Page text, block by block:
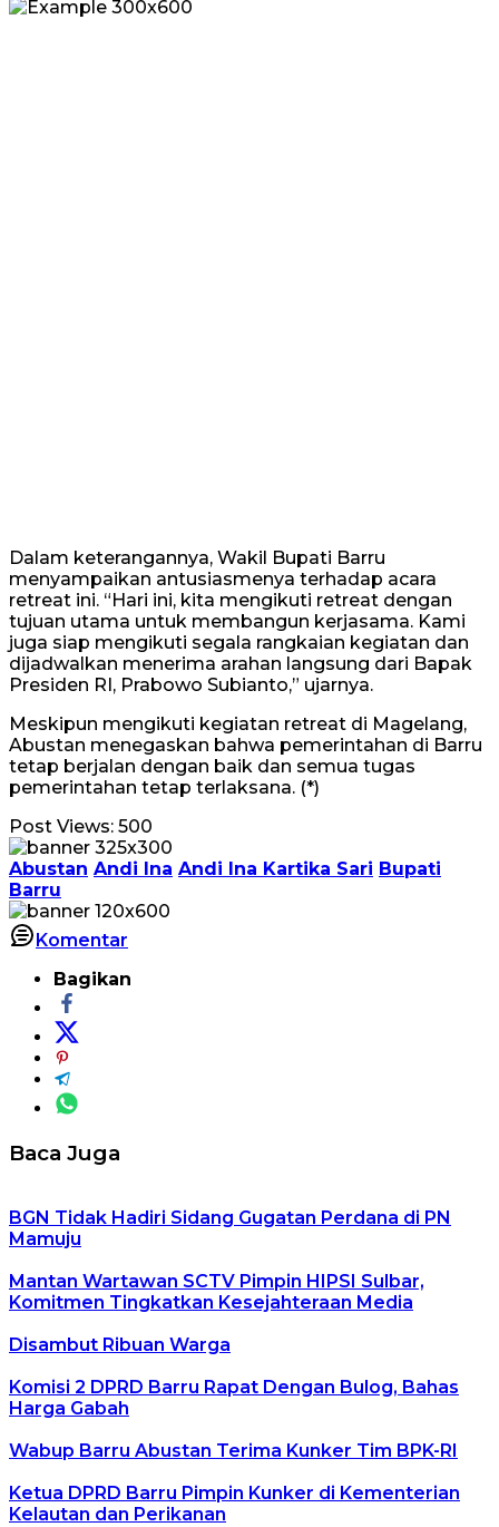
Dalam keterangannya, Wakil Bupati Barru
menyampaikan antusiasmenya terhadap acara
retreat ini. “Hari ini, kita mengikuti retreat dengan
tujuan utama untuk membangun kerjasama. Kami
juga siap mengikuti segala rangkaian kegiatan dan
dijadwalkan menerima arahan langsung dari Bapak
Presiden RI, Prabowo Subianto,” ujarnya.
Meskipun mengikuti kegiatan retreat di Magelang,
Abustan menegaskan bahwa pemerintahan di Barru
tetap berjalan dengan baik dan semua tugas
pemerintahan tetap terlaksana. (*)
Post Views: 500
Abustan Andi Ina Andi Ina Kartika Sari Bupati
Barru
Komentar
Bagikan
Baca Juga
BGN Tidak Hadiri Sidang Gugatan Perdana di PN
Mamuju
Mantan Wartawan SCTV Pimpin HIPSI Sulbar,
Komitmen Tingkatkan Kesejahteraan Media
Disambut Ribuan Warga
Komisi 2 DPRD Barru Rapat Dengan Bulog, Bahas
Harga Gabah
Wabup Barru Abustan Terima Kunker Tim BPK-RI
Ketua DPRD Barru Pimpin Kunker di Kementerian
Kelautan dan Perikanan